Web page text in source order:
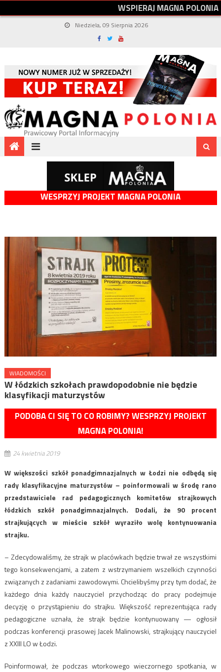
WSPIERAJMAGNAPOLONIA
Niedziela, 09 Sierpnia 2026
WESPRZYJ PROJEKT MAGNA POLONIA
WIADOMOŚCI
W łódzkich szkołach prawdopodobnie nie będzie
klasyfikacji maturzystów
PODOBA CI SIĘ TO CO ROBIMY? WESPRZYJ PROJEKT
MAGNA POLONIA!
24 kwietnia 2019
W większości szkół ponadgimnazjalnych w Łodzi nie odbędą się
rady klasyfikacyjne maturzystów – poinformowali w środę rano
przedstawiciele rad pedagogicznych komitetów strajkowych
łódzkich szkół ponadgimnazjalnych. Dodali, że 90 procent
strajkujących w mieście szkół wyraziło wolę kontynuowania
strajku.
– Zdecydowaliśmy, że strajk w placówkach będzie trwał ze wszystkimi
tego konsekwencjami, a zatem z wstrzymaniem wszelkich czynności
związanych z zadaniami zawodowymi. Chcielibyśmy przy tym dodać, że
każdego dnia każdy nauczyciel przychodząc do pracy podejmuje
decyzję o przystąpieniu do strajku. Większość reprezentująca rady
pedagogiczne uznała, że strajk będzie kontynuowany — ogłosił
podczas konferencji prasowej Jacek Malinowski, strajkujący nauczyciel
z XXIII LO w Łodzi.
Poinformował, że podczas wtorkowego wieczornego spotkania, w